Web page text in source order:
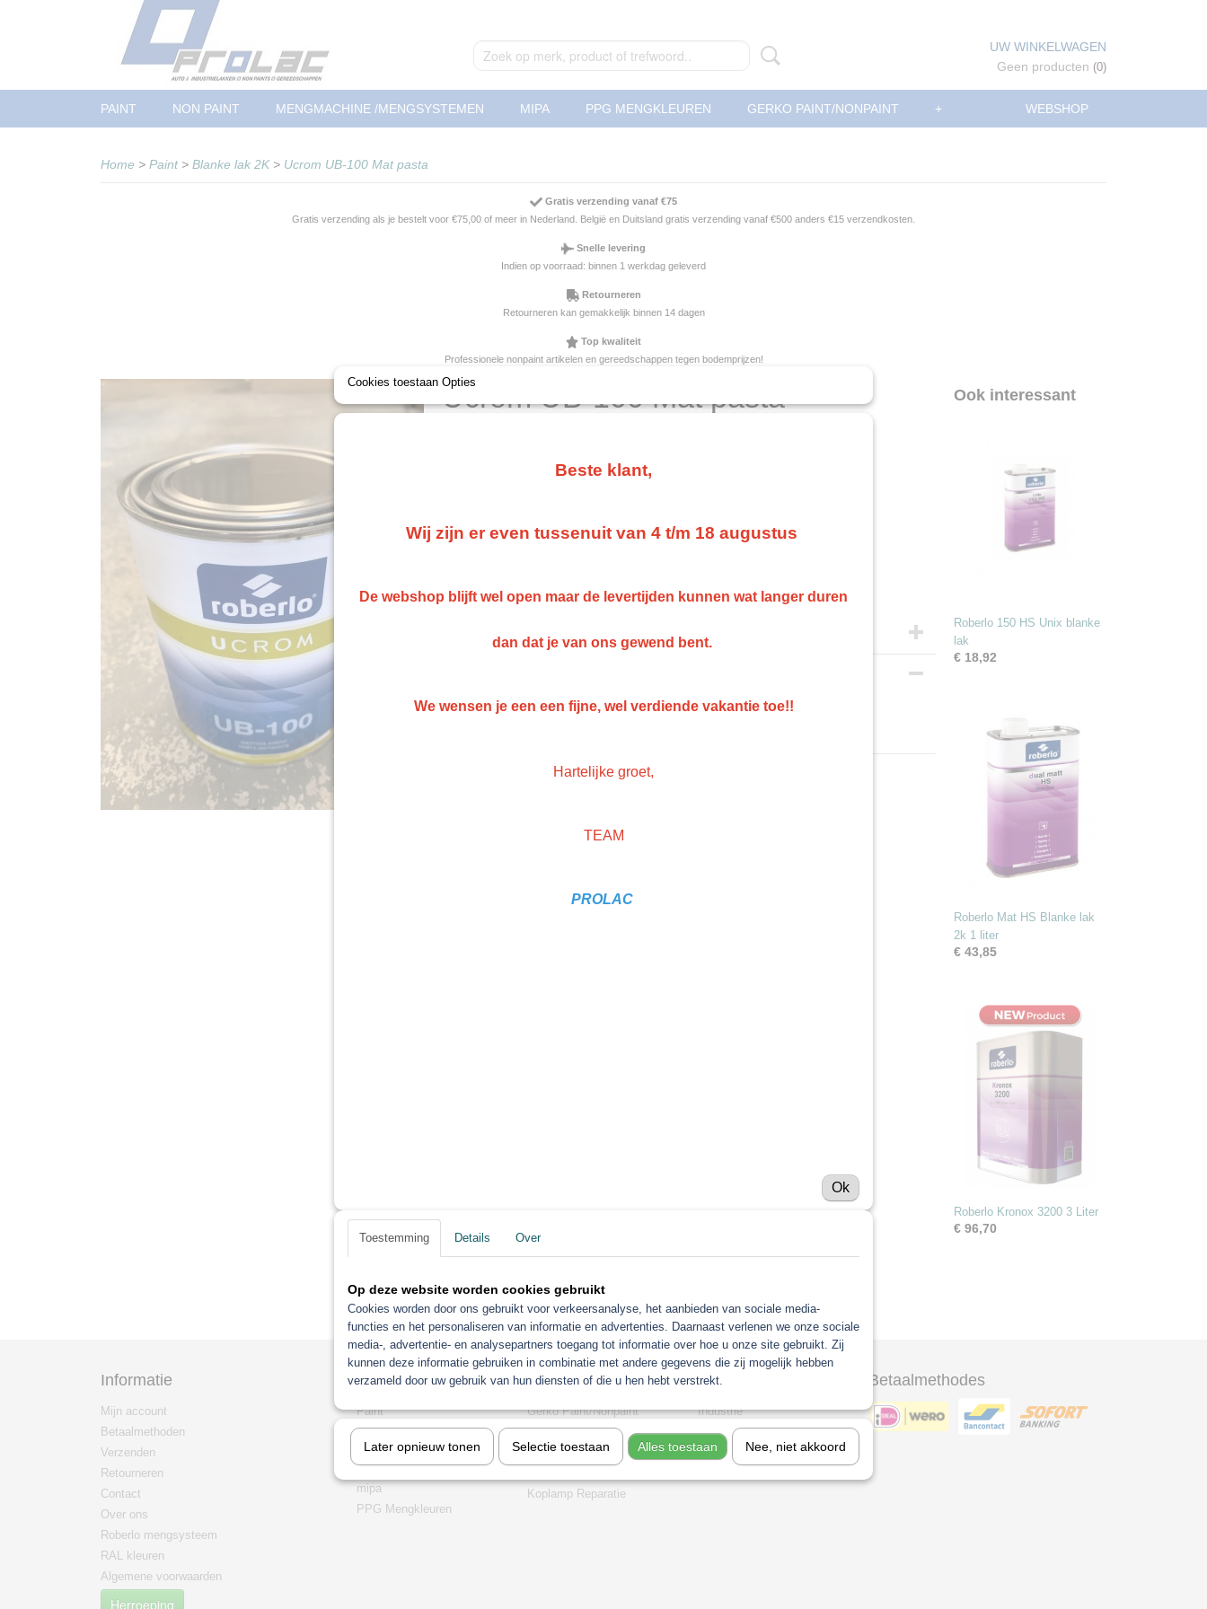
UW WINKELWAGEN
Geen producten (0)
WEBSHOP
PAINT NON PAINT MENGMACHINE /MENGSYSTEMEN MIPA PPG MENGKLEUREN GERKO PAINT/NONPAINT +
Home > Paint> Blanke lak 2K> Ucrom UB-100 Mat pasta
Gratis verzending vanaf €75
Gratis verzending als je bestelt voor €75,00 of meer in Nederland. België en Duitsland gratis verzending vanaf €500 anders €15 verzendkosten.
Snelle levering
Indien op voorraad: binnen 1 werkdag geleverd
Retourneren
Retourneren kan gemakkelijk binnen 14 dagen
Top kwaliteit
Professionele nonpaint artikelen en gereedschappen tegen bodemprijzen!
Ucrom UB-100 Mat pasta
Ucrome UB-100 Mat Pasta
Ook interessant
Roberlo 150 HS Unix blanke
lak
€ 18,92
Roberlo Mat HS Blanke lak
2k 1 liter
€ 43,85
Roberlo Kronox 3200 3 Liter
€ 96,70
Informatie
Mijn account
Betaalmethoden
Verzenden
Retourneren
Contact
Over ons
Roberlo mengsysteem
RAL kleuren
Algemene voorwaarden
Herroeping
Categorieën
Paint
Non paint
mengmachine
/mengsystemen
mipa
PPG Mengkleuren
Gerko Paint/Nonpaint
Motip
Troton
Koplamp Reparatie
Industrie
Sagola verfspuitpistool
stofzuigers
Betaalmethodes
Cookies toestaan Opties
Beste klant,
Wij zijn er even tussenuit van 4 t/m 18 augustus
De webshop blijft wel open maar de levertijden kunnen wat langer duren
dan dat je van ons gewend bent.
We wensen je een een fijne, wel verdiende vakantie toe!!
Hartelijke groet,
TEAM
PROLAC
Ok
Toestemming Details Over
Op deze website worden cookies gebruikt
Cookies worden door ons gebruikt voor verkeersanalyse, het aanbieden van sociale media-
functies en het personaliseren van informatie en advertenties. Daarnaast verlenen we onze sociale
media-, advertentie- en analysepartners toegang tot informatie over hoe u onze site gebruikt. Zij
kunnen deze informatie gebruiken in combinatie met andere gegevens die zij mogelijk hebben
verzameld door uw gebruik van hun diensten of die u hen hebt verstrekt.
Later opnieuw tonen Selectie toestaan Alles toestaan Nee, niet akkoord